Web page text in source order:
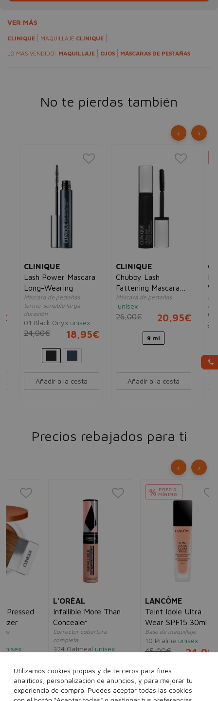
VER MÁS
CLINIQUE MAQUILLAJE CLINIQUE
LO MÁS VENDIDO: MAQUILLAJE OJOS MÁSCARAS DE PESTAÑAS
No te pierdas también
CLINIQUE
Lash Power Mascara
Long-Wearing
Máscara de pestañas
termo-sensible larga
duración
01 Black Onyx unisex
24,00€ 18,95€
Añadir a la cesta
CLINIQUE
Chubby Lash
Fattening Mascara
Jumbo Jet 01
Máscara de pestañas
unisex
26,00€ 20,95€
9 ml
Añadir a la cesta
02
‹ ›
Precios rebajados para ti
L'ORÉAL
Infallible More Than
Concealer
Corrector cobertura
324 Oatmeal unisex
%
LANCÔME
Teint Idole Ultra
Wear SPF15 30ml
Base de maquillaje
10 Praline unisex
45,00€ 24,08€
‹ ›
Utilizamos cookies propias y de terceros para fines
analíticos, personalización de anuncios, y para mejorar tu
experiencia de compra. Puedes aceptar todas las cookies